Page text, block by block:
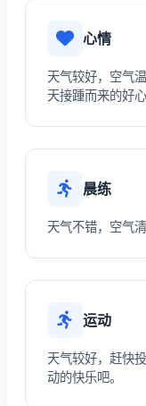
心情
天气较好，空气
天接踵而来的好心
晨练
天气不错，空气清
运动
天气较好，赶快
动的快乐吧。